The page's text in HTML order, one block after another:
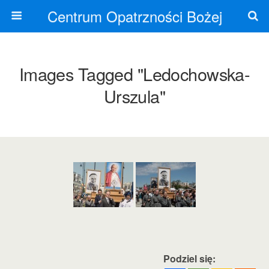
Centrum Opatrzności Bożej
Images Tagged "ledochowska-
Urszula"
Podziel się: